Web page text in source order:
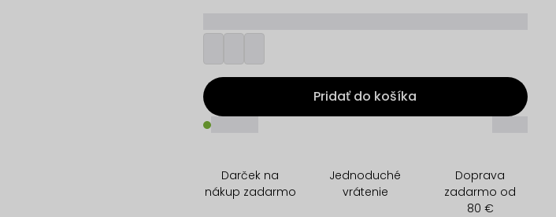
Pridať do košíka
_____
Darček na
nákup zadarmo
Jednoduché
vrátenie
Doprava
zadarmo od
80 €